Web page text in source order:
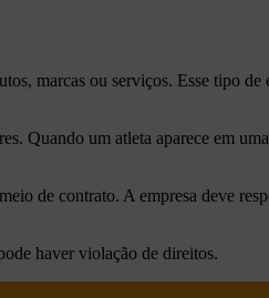
marcas ou serviços. Esse tipo
Quando um atleta aparece em
de contrato. A empresa deve
haver violação de direitos.